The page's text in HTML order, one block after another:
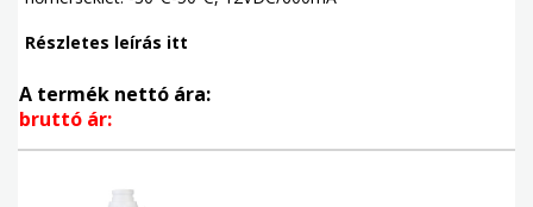
Részletes leírás itt
A termék nettó ára:
bruttó ár: